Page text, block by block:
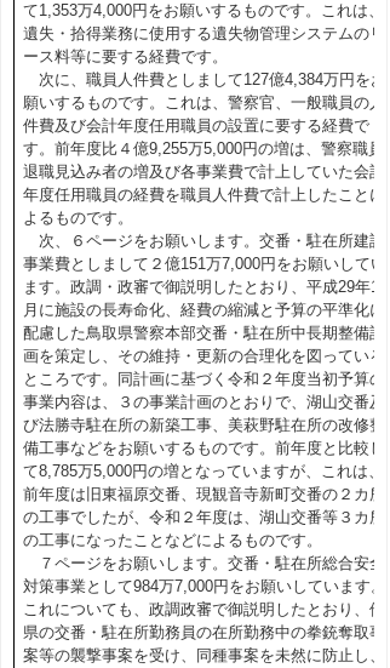
て1,353万4,000円をお願いするものです。これは、
遺失・拾得業務に使用する遺失物管理システムのリ
ース料等に要する経費です。
次に、職員人件費としまして127億4,384万円をお
願いするものです。これは、警察官、一般職員の人
件費及び会計年度任用職員の設置に要する経費で
す。前年度比４億9,255万5,000円の増は、警察職員
退職見込み者の増及び各事業費で計上していた会計
年度任用職員の経費を職員人件費で計上したことに
よるものです。
次、６ページをお願いします。交番・駐在所建設
事業費としまして２億151万7,000円をお願いしてい
ます。政調・政審で御説明したとおり、平成29年11
月に施設の長寿命化、経費の縮減と予算の平準化に
配慮した鳥取県警察本部交番・駐在所中長期整備計
画を策定し、その維持・更新の合理化を図っている
ところです。同計画に基づく令和２年度当初予算の
事業内容は、３の事業計画のとおりで、湖山交番及
び法勝寺駐在所の新築工事、美萩野駐在所の改修整
備工事などをお願いするものです。前年度と比較し
て8,785万5,000円の増となっていますが、これは、
前年度は旧東福原交番、現観音寺新町交番の２カ所
の工事でしたが、令和２年度は、湖山交番等３カ所
の工事になったことなどによるものです。
７ページをお願いします。交番・駐在所総合安全
対策事業として984万7,000円をお願いしています。
これについても、政調政審で御説明したとおり、他
県の交番・駐在所勤務員の在所勤務中の拳銃奪取事
案等の襲撃事案を受け、同種事案を未然に防止し、